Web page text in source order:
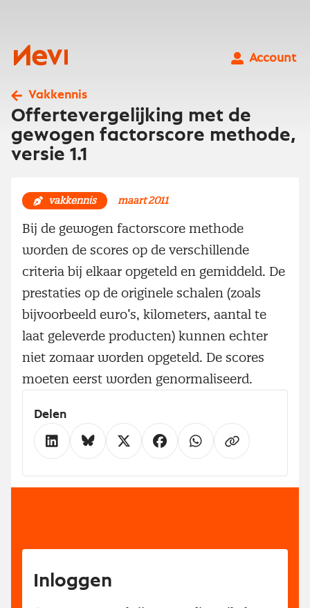
Nevi
Account
Vakkennis
Offertevergelijking met de
gewogen factorscore methode,
versie 1.1
vakkennis maart 2011
Bij de gewogen factorscore methode
worden de scores op de verschillende
criteria bij elkaar opgeteld en gemiddeld. De
prestaties op de originele schalen (zoals
bijvoorbeeld euro’s, kilometers, aantal te
laat geleverde producten) kunnen echter
niet zomaar worden opgeteld. De scores
moeten eerst worden genormaliseerd.
Delen
Inloggen